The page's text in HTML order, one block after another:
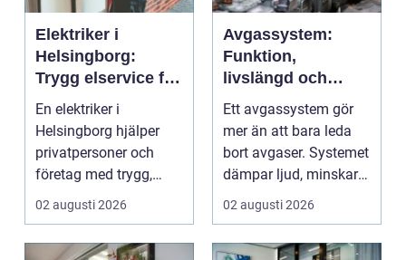
Elektriker i
Helsingborg:
Trygg elservice för
hem och företag
En elektriker i
Helsingborg hjälper
privatpersoner och
företag med trygg,
säker och e...
02 augusti 2026
Avgassystem:
Funktion,
livslängd och
smarta val för
bilägare
Ett avgassystem gör
mer än att bara leda
bort avgaser. Systemet
dämpar ljud, minskar
...
02 augusti 2026